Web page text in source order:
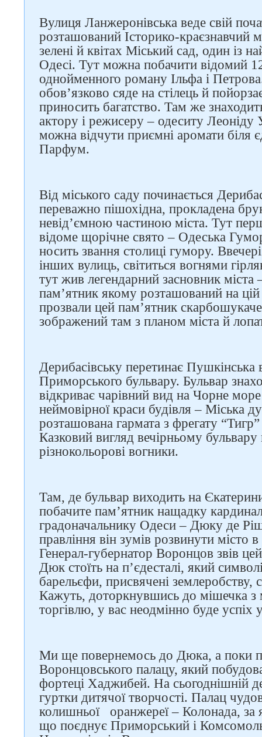
Вулиця Ланжеронівська веде свій
розташований Історико-краєзнавчий
зелені й квітах Міський сад, один із
Одесі. Тут можна побачити відомий
однойменного роману Ільфа і
обов’язково сяде на стілець й
приносить багатство. Там же
актору і режисеру – одеситу Леоніду
можна відчути приємні аромати біля
Парфум.
Від міського саду починається
переважно пішохідна, прокладена
невід’ємною частиною міста. Тут
відоме щорічне свято – Одеська
носить звання столиці гумору.
інших вулиць, світиться вогнями
тут жив легендарний засновник
пам’ятник якому розташований на цій
прозвали цей пам’ятник
зображений там з планом міста й
Дерибасівську перетинає Пушкінська
Приморського бульвару. Бульвар
відкриває чарівний вид на Чорне
неймовірної краси будівля – Міська
розташована гармата з фрегату
Казковий вигляд вечірньому
різнокольорові вогники.
Там, де бульвар виходить на
побачите пам’ятник нащадку
градоначальнику Одеси – Дюку де
правління він зумів розвинути місто
Генерал-губернатор Воронцов звів
Дюк стоїть на п’єдесталі, який
барельєфи, присвячені землеробству,
Кажуть, доторкнувшись до мішечка з
торгівлю, у вас неодмінно буде успіх
Ми ще повернемось до Дюка, а поки
Воронцовського палацу, який
фортеці Хаджибей. На сьогоднішній
гуртки дитячої творчості. Палац
колишньої оранжереї – Колонада, за
що поєднує Приморський і
Слідкуйте за нами в
соцмережах